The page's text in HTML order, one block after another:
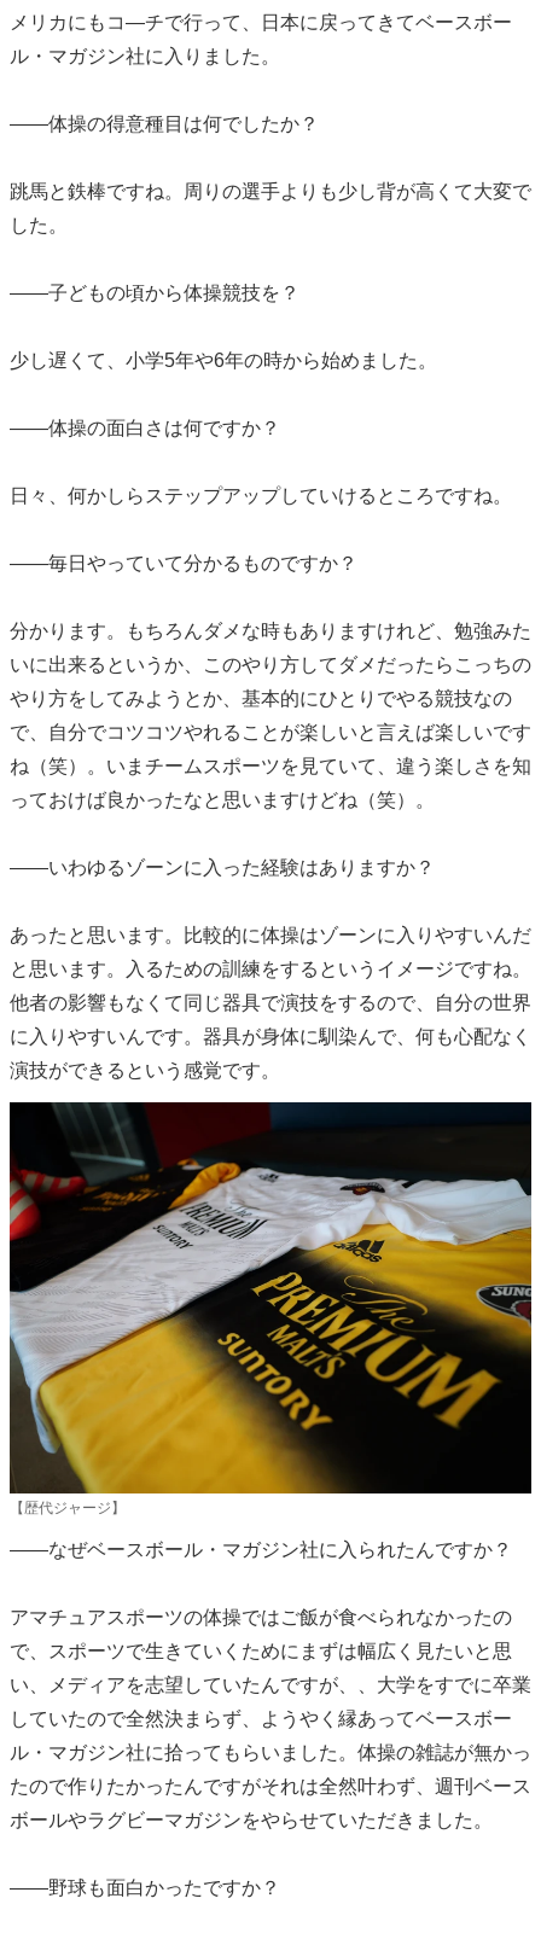
メリカにもコ―チで行って、日本に戻ってきてベースボー
ル・マガジン社に入りました。
――体操の得意種目は何でしたか？
跳馬と鉄棒ですね。周りの選手よりも少し背が高くて大変で
した。
――子どもの頃から体操競技を？
少し遅くて、小学5年や6年の時から始めました。
――体操の面白さは何ですか？
日々、何かしらステップアップしていけるところですね。
――毎日やっていて分かるものですか？
分かります。もちろんダメな時もありますけれど、勉強みた
いに出来るというか、このやり方してダメだったらこっちの
やり方をしてみようとか、基本的にひとりでやる競技なの
で、自分でコツコツやれることが楽しいと言えば楽しいです
ね（笑）。いまチームスポーツを見ていて、違う楽しさを知
っておけば良かったなと思いますけどね（笑）。
――いわゆるゾーンに入った経験はありますか？
あったと思います。比較的に体操はゾーンに入りやすいんだ
と思います。入るための訓練をするというイメージですね。
他者の影響もなくて同じ器具で演技をするので、自分の世界
に入りやすいんです。器具が身体に馴染んで、何も心配なく
演技ができるという感覚です。
【歴代ジャージ】
――なぜベースボール・マガジン社に入られたんですか？
アマチュアスポーツの体操ではご飯が食べられなかったの
で、スポーツで生きていくためにまずは幅広く見たいと思
い、メディアを志望していたんですが、、大学をすでに卒業
していたので全然決まらず、ようやく縁あってベースボー
ル・マガジン社に拾ってもらいました。体操の雑誌が無かっ
たので作りたかったんですがそれは全然叶わず、週刊ベース
ボールやラグビーマガジンをやらせていただきました。
――野球も面白かったですか？